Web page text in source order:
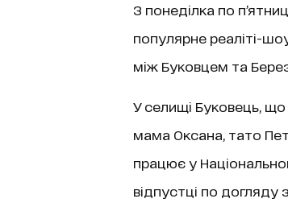
З понеділка по
популярне реаліті-
між Буковцем та
У селищі Буковець,
мама Оксана, тато
працює у
відпустці по догляду